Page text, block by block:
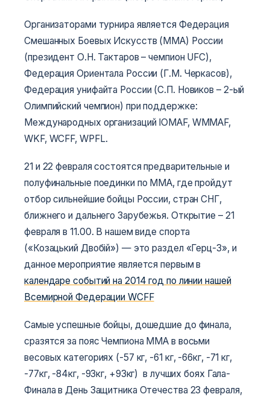
Организаторами турнира является Федерация
Смешанных Боевых Искусств (ММА) России
(президент О.Н. Тактаров – чемпион UFC),
Федерация Ориентала России (Г.М. Черкасов),
Федерация унифайта России (С.П. Новиков – 2-ый
Олимпийский чемпион) при поддержке:
Международных организаций IOMAF, WMMAF,
WKF, WCFF, WPFL.
21 и 22 февраля состоятся предварительные и
полуфинальные поединки по ММА, где пройдут
отбор сильнейшие бойцы России, стран СНГ,
ближнего и дальнего Зарубежья. Открытие – 21
февраля в 11.00. В нашем виде спорта
(«Козацький Двобій») — это раздел «Герц-3», и
данное мероприятие является первым в
календаре событий на 2014 год по линии нашей
Всемирной Федерации WCFF
Самые успешные бойцы, дошедшие до финала,
сразятся за пояс Чемпиона ММА в восьми
весовых категориях (-57 кг, -61 кг, -66кг, -71 кг,
-77кг, -84кг, -93кг, +93кг) в лучших боях Гала-
Финала в День Защитника Отечества 23 февраля,